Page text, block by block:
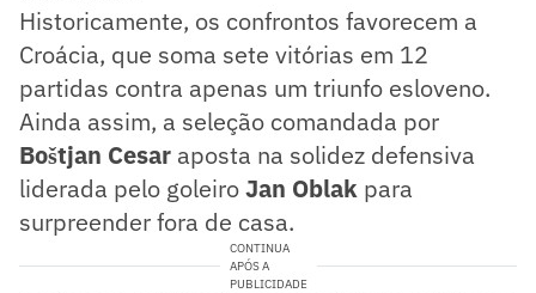
Historicamente, os confrontos favorecem a
Croácia, que soma sete vitórias em 12
partidas contra apenas um triunfo esloveno.
Ainda assim, a seleção comandada por
Boštjan Cesar aposta na solidez defensiva
liderada pelo goleiroJan Oblak para
surpreender fora de casa.
CONTINUA
APÓS A
PUBLICIDADE